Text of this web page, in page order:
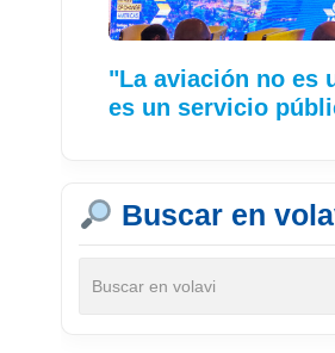
"La aviación no es
es un servicio
Buscar en